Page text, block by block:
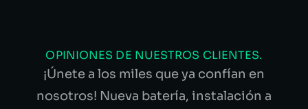
OPINIONES DE NUESTROS CLIENTES.
¡Únete a los miles que ya confían en
nosotros! Nueva batería, instalación a